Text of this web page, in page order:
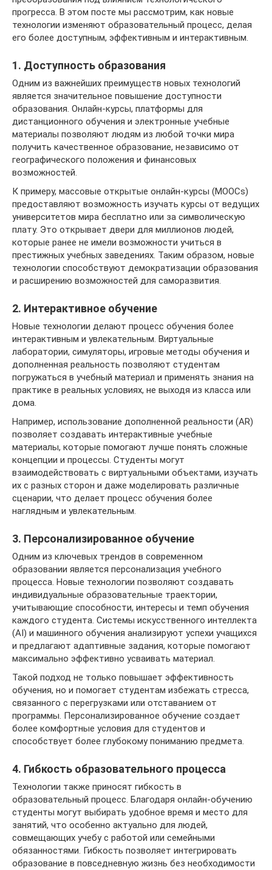
прогресса. В этом посте мы рассмотрим, как новые
технологии изменяют образовательный процесс, делая
его более доступным, эффективным и интерактивным.
1. Доступность образования
Одним из важнейших преимуществ новых технологий
является значительное повышение доступности
образования. Онлайн-курсы, платформы для
дистанционного обучения и электронные учебные
материалы позволяют людям из любой точки мира
получить качественное образование, независимо от
географического положения и финансовых
возможностей.
К примеру, массовые открытые онлайн-курсы (MOOCs)
предоставляют возможность изучать курсы от ведущих
университетов мира бесплатно или за символическую
плату. Это открывает двери для миллионов людей,
которые ранее не имели возможности учиться в
престижных учебных заведениях. Таким образом, новые
технологии способствуют демократизации образования
и расширению возможностей для саморазвития.
2. Интерактивное обучение
Новые технологии делают процесс обучения более
интерактивным и увлекательным. Виртуальные
лаборатории, симуляторы, игровые методы обучения и
дополненная реальность позволяют студентам
погружаться в учебный материал и применять знания на
практике в реальных условиях, не выходя из класса или
дома.
Например, использование дополненной реальности (AR)
позволяет создавать интерактивные учебные
материалы, которые помогают лучше понять сложные
концепции и процессы. Студенты могут
взаимодействовать с виртуальными объектами, изучать
их с разных сторон и даже моделировать различные
сценарии, что делает процесс обучения более
наглядным и увлекательным.
3. Персонализированное обучение
Одним из ключевых трендов в современном
образовании является персонализация учебного
процесса. Новые технологии позволяют создавать
индивидуальные образовательные траектории,
учитывающие способности, интересы и темп обучения
каждого студента. Системы искусственного интеллекта
(AI) и машинного обучения анализируют успехи учащихся
и предлагают адаптивные задания, которые помогают
максимально эффективно усваивать материал.
Такой подход не только повышает эффективность
обучения, но и помогает студентам избежать стресса,
связанного с перегрузками или отставанием от
программы. Персонализированное обучение создает
более комфортные условия для студентов и
способствует более глубокому пониманию предмета.
4. Гибкость образовательного процесса
Технологии также приносят гибкость в
образовательный процесс. Благодаря онлайн-обучению
студенты могут выбирать удобное время и место для
занятий, что особенно актуально для людей,
совмещающих учебу с работой или семейными
обязанностями. Гибкость позволяет интегрировать
образование в повседневную жизнь без необходимости